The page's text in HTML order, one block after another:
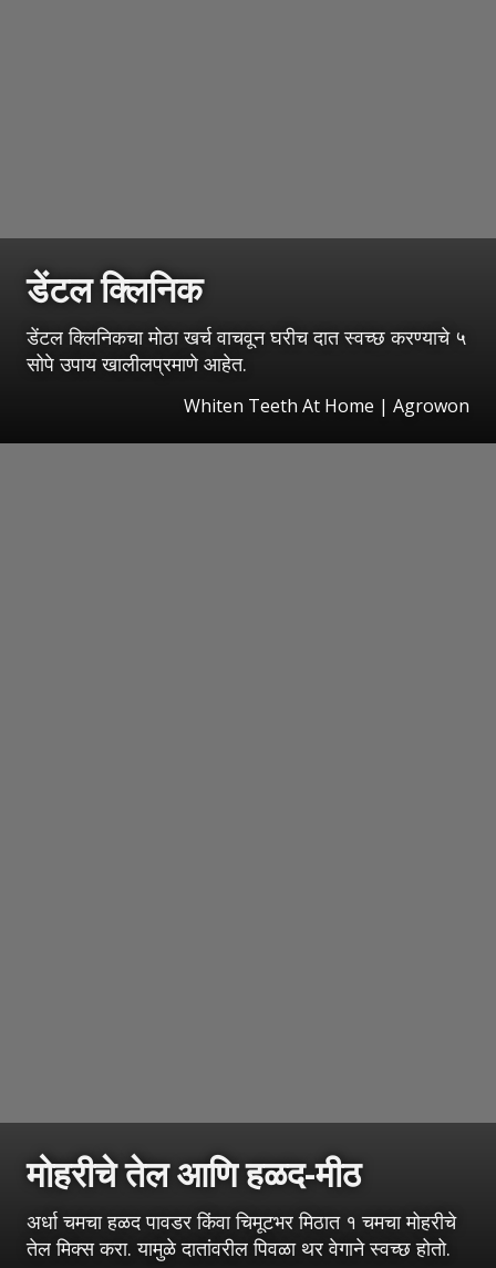
डेंटल क्लिनिक
डेंटल क्लिनिकचा मोठा खर्च वाचवून घरीच दात स्वच्छ करण्याचे ५
सोपे उपाय खालीलप्रमाणे आहेत.
Whiten Teeth At Home | Agrowon
मोहरीचे तेल आणि हळद-मीठ
अर्धा चमचा हळद पावडर किंवा चिमूटभर मिठात १ चमचा मोहरीचे
तेल मिक्स करा. यामुळे दातांवरील पिवळा थर वेगाने स्वच्छ होतो.